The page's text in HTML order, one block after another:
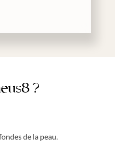
?
de la peau.